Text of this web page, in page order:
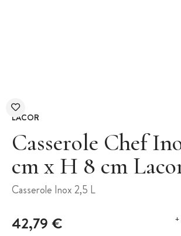
LACOR
Casserole Chef
cm x H 8 cm
Casserole Inox 2,5 L
42,79 €